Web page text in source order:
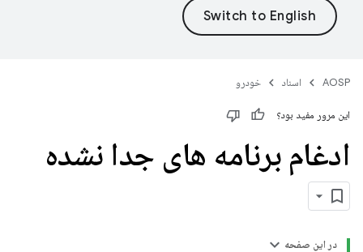
AOSP اسناد خودرو
این مرور مفید بود؟
ادغام برنامه های جدا نشده
در این صفحه